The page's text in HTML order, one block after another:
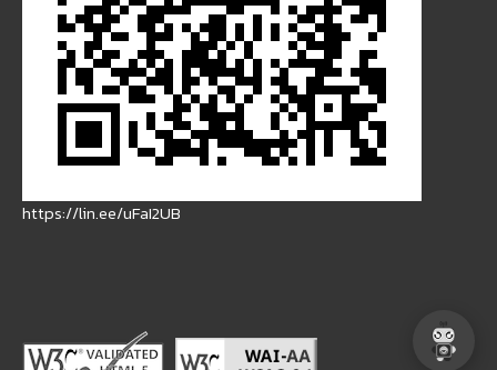
https://lin.ee/uFaI2UB